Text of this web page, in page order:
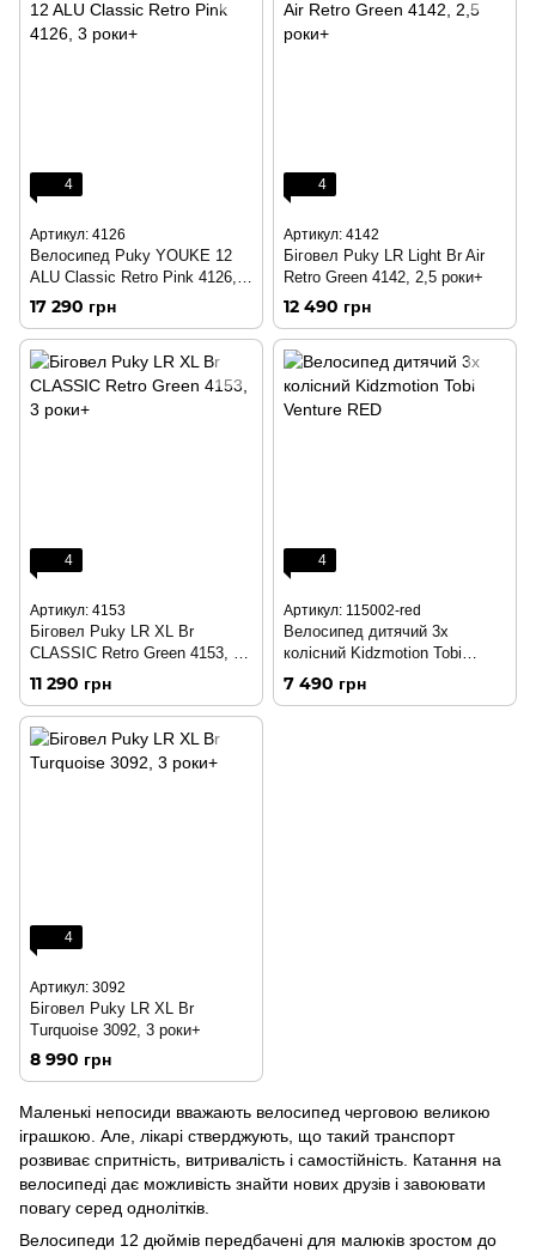
4
Артикул: 4126
Велосипед Puky YOUKE 12
ALU Classic Retro Pink 4126, 3
роки+
17 290 грн
4
Артикул: 4142
Біговел Puky LR Light Br Air
Retro Green 4142, 2,5 роки+
12 490 грн
4
Артикул: 4153
Біговел Puky LR XL Br
CLASSIC Retro Green 4153, 3
роки+
11 290 грн
4
Артикул: 115002-red
Велосипед дитячий 3х
колісний Kidzmotion Tobi
Venture RED
7 490 грн
4
Артикул: 3092
Біговел Puky LR XL Br
Turquoise 3092, 3 роки+
8 990 грн
Маленькі непосиди вважають велосипед черговою великою
іграшкою. Але, лікарі стверджують, що такий транспорт
розвиває спритність, витривалість і самостійність. Катання на
велосипеді дає можливість знайти нових друзів і завоювати
повагу серед однолітків.
Велосипеди 12 дюймів передбачені для малюків зростом до